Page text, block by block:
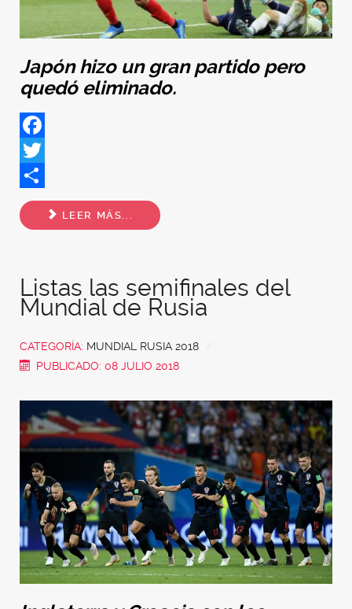
Japón hizo un gran partido pero
quedó eliminado.
Facebook
Twitter
Share
LEER MÁS...
Listas las semifinales del
Mundial de Rusia
CATEGORÍA: MUNDIAL RUSIA 2018
PUBLICADO: 08 JULIO 2018